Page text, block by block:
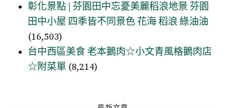
彰化景點 | 芬園田中忘憂美麗稻浪地景 芬園
田中小屋 四季皆不同景色 花海 稻浪 綠油油
(16,503)
台中西區美食 老本鵝肉☆小文青風格鵝肉店
☆附菜單 (8,214)